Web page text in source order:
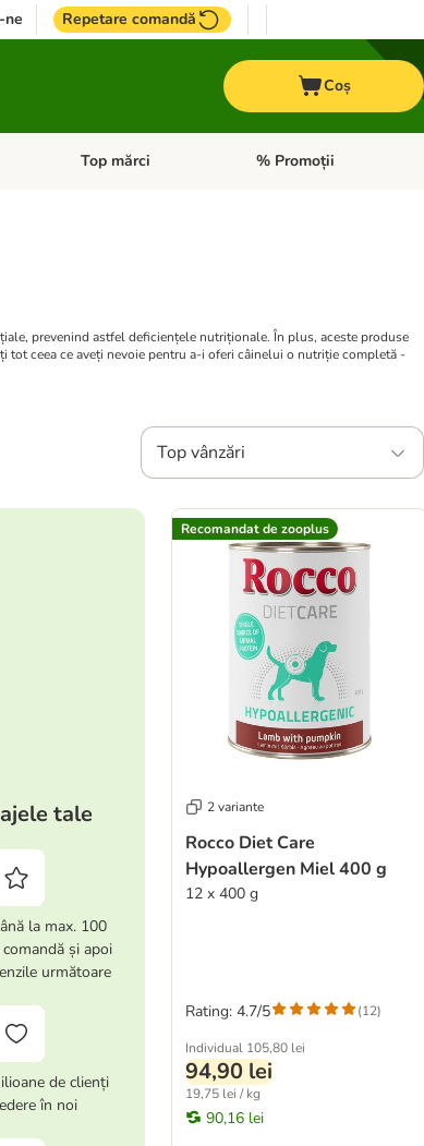
ne Repetare comandă
Coș
categorii: CaiDeschideți meniul cu categorii: + VET Diete
Top mărci Deschideți meniul cu
% Promoții
prevenind astfel deficiențele nutriționale. În plus, aceste produse
tot ceea ce aveți nevoie pentru a-i oferi câinelui o nutriție completă -
Top vânzări
tale
la max. 100
și apoi
următoare
de clienți
în noi
Recomandat de zooplus
2 variante
Rocco Diet Care
Hypoallergen Miel 400 g
12 x 400 g
Individual 105,80 lei
94,90 lei
19,75 lei / kg
90,16 lei
Rating: 4.7/5 (12)